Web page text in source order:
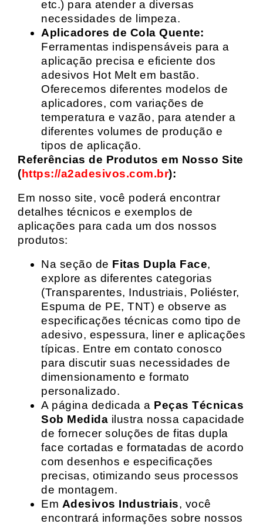
etc.) para atender a diversas
necessidades de limpeza.
Aplicadores de Cola Quente:
Ferramentas indispensáveis para a
aplicação precisa e eficiente dos
adesivos Hot Melt em bastão.
Oferecemos diferentes modelos de
aplicadores, com variações de
temperatura e vazão, para atender a
diferentes volumes de produção e
tipos de aplicação.
Referências de Produtos em Nosso Site
(https://a2adesivos.com.br):
Em nosso site, você poderá encontrar
detalhes técnicos e exemplos de
aplicações para cada um dos nossos
produtos:
Na seção de Fitas Dupla Face,
explore as diferentes categorias
(Transparentes, Industriais, Poliéster,
Espuma de PE, TNT) e observe as
especificações técnicas como tipo de
adesivo, espessura, liner e aplicações
típicas. Entre em contato conosco
para discutir suas necessidades de
dimensionamento e formato
personalizado.
A página dedicada a Peças Técnicas
Sob Medida ilustra nossa capacidade
de fornecer soluções de fitas dupla
face cortadas e formatadas de acordo
com desenhos e especificações
precisas, otimizando seus processos
de montagem.
Em Adesivos Industriais, você
encontrará informações sobre nossos